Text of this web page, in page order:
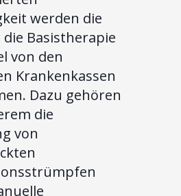
werden die
Basistherapie
von den
Krankenkassen
Dazu gehören
die
von